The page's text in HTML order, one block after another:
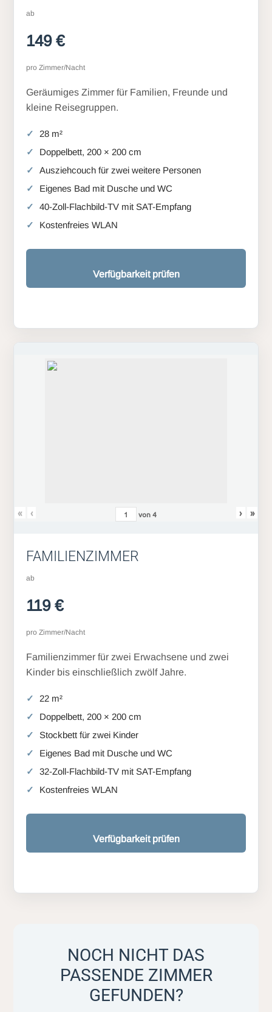
ab
149 €
pro Zimmer/Nacht
Geräumiges Zimmer für Familien, Freunde und
kleine Reisegruppen.
28 m²
Doppelbett, 200 × 200 cm
Ausziehcouch für zwei weitere Personen
Eigenes Bad mit Dusche und WC
40-Zoll-Flachbild-TV mit SAT-Empfang
Kostenfreies WLAN
Verfügbarkeit prüfen
« ‹ von4 › »
FAMILIENZIMMER
ab
119 €
pro Zimmer/Nacht
Familienzimmer für zwei Erwachsene und zwei
Kinder bis einschließlich zwölf Jahre.
22 m²
Doppelbett, 200 × 200 cm
Stockbett für zwei Kinder
Eigenes Bad mit Dusche und WC
32-Zoll-Flachbild-TV mit SAT-Empfang
Kostenfreies WLAN
Verfügbarkeit prüfen
NOCH NICHT DAS
PASSENDE ZIMMER
GEFUNDEN?